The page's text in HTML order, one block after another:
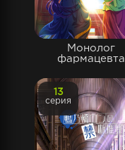
Монолог
фармацевта
13
серия